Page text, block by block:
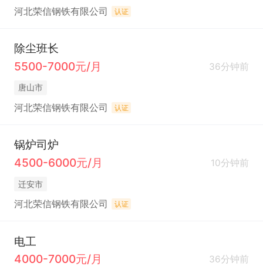
河北荣信钢铁有限公司 认证
除尘班长
5500-7000元/月
36分钟前
唐山市
河北荣信钢铁有限公司 认证
锅炉司炉
4500-6000元/月
10分钟前
迁安市
河北荣信钢铁有限公司 认证
电工
4000-7000元/月
36分钟前